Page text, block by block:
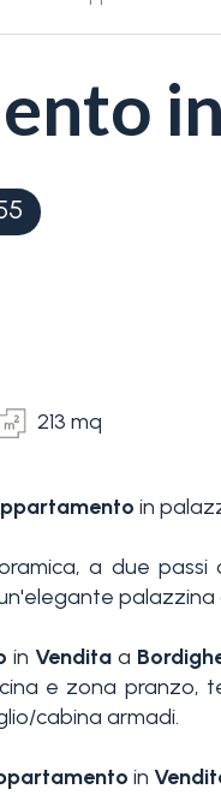
213 mq
in
a due
in Venditaa
e zona
cabina armadi.
in